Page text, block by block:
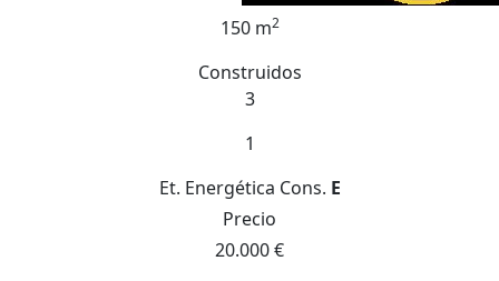
150 m2
Construidos
3
1
Et. Energética Cons. E
Precio
20.000 €